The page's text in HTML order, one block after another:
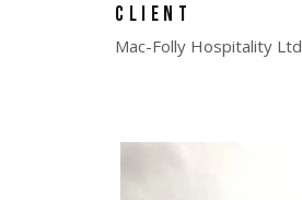
CLIENT
Mac-Folly Hospitality Ltd